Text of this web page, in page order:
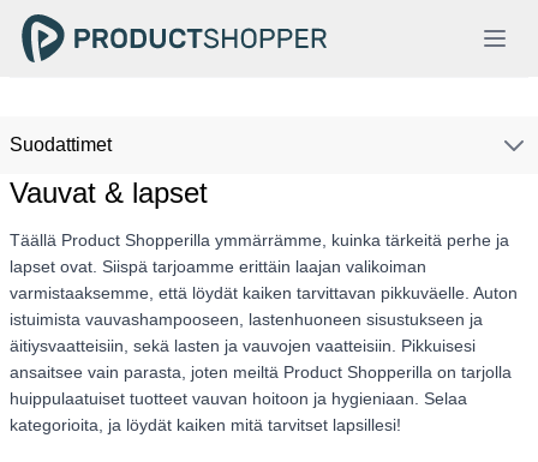
Suodattimet
Vauvat & lapset
Täällä Product Shopperilla ymmärrämme, kuinka tärkeitä perhe ja
lapset ovat. Siispä tarjoamme erittäin laajan valikoiman
varmistaaksemme, että löydät kaiken tarvittavan pikkuväelle. Auton
istuimista vauvashampooseen, lastenhuoneen sisustukseen ja
äitiysvaatteisiin, sekä lasten ja vauvojen vaatteisiin. Pikkuisesi
ansaitsee vain parasta, joten meiltä Product Shopperilla on tarjolla
huippulaatuiset tuotteet vauvan hoitoon ja hygieniaan. Selaa
kategorioita, ja löydät kaiken mitä tarvitset lapsillesi!